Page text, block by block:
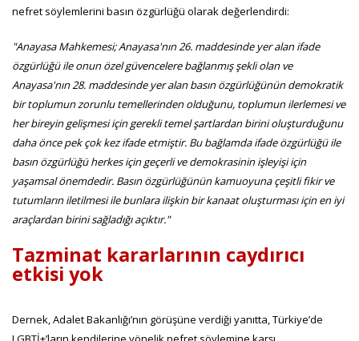
nefret söylemlerini basın özgürlüğü olarak değerlendirdi:
"Anayasa Mahkemesi; Anayasa'nın 26. maddesinde yer alan ifade
özgürlüğü ile onun özel güvencelere bağlanmış şekli olan ve
Anayasa'nın 28. maddesinde yer alan basın özgürlüğünün demokratik
bir toplumun zorunlu temellerinden olduğunu, toplumun ilerlemesi ve
her bireyin gelişmesi için gerekli temel şartlardan birini oluşturduğunu
daha önce pek çok kez ifade etmiştir. Bu bağlamda ifade özgürlüğü ile
basın özgürlüğü herkes için geçerli ve demokrasinin işleyişi için
yaşamsal önemdedir. Basın özgürlüğünün kamuoyuna çeşitli fikir ve
tutumların iletilmesi ile bunlara ilişkin bir kanaat oluşturması için en iyi
araçlardan birini sağladığı açıktır."
Tazminat kararlarının caydırıcı
etkisi yok
Dernek, Adalet Bakanlığı’nın görüşüne verdiği yanıtta, Türkiye’de